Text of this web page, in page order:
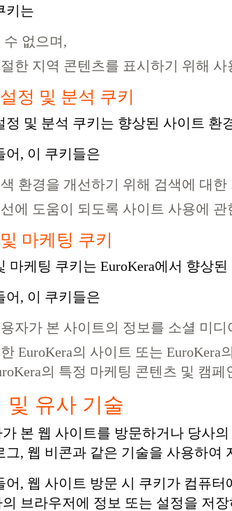
키는
수 없으며,
한 지역 콘텐츠를 표시하기 위해
정 및 분석 쿠키
정 및 분석 쿠키는 향상된 사이트 환
어, 이 쿠키들은
환경을 개선하기 위해 검색에 대
에 도움이 되도록 사이트 사용에
마케팅 쿠키
마케팅 쿠키는 EuroKera에서 향상
어, 이 쿠키들은
자가 본 사이트의 정보를 소셜 미
EuroKera의 사이트 또는
의 특정 마케팅 콘텐츠 및 캠
및 유사 기술
본 웹 사이트를 방문하거나 당사
그, 웹 비콘과 같은 기술을 사용하여
어, 웹 사이트 방문 시 쿠키가 컴퓨
브라우저에 정보 또는 설정을 저